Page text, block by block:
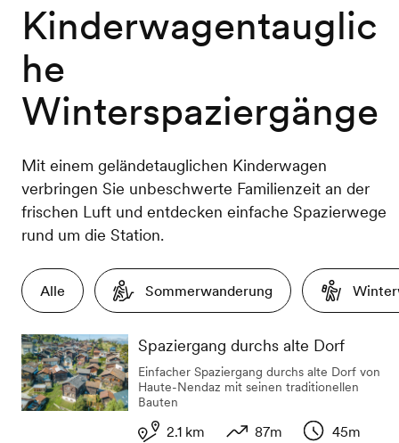
Kinderwagentauglic
he
Winterspaziergänge
Mit einem geländetauglichen Kinderwagen
verbringen Sie unbeschwerte Familienzeit an der
frischen Luft und entdecken einfache Spazierwege
rund um die Station.
Alle Sommerwanderung
Spaziergang durchs alte Dorf
Einfacher Spaziergang durchs alte Dorf von
Haute-Nendaz mit seinen traditionellen
Bauten
2.1 km
87m
45m